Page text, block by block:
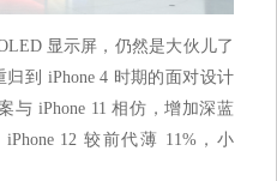
显示屏，仍然是大伙儿了
到 iPhone 4 时期的面对设计
与 iPhone 11 相仿，增加深蓝
12 较前代薄 11%，小